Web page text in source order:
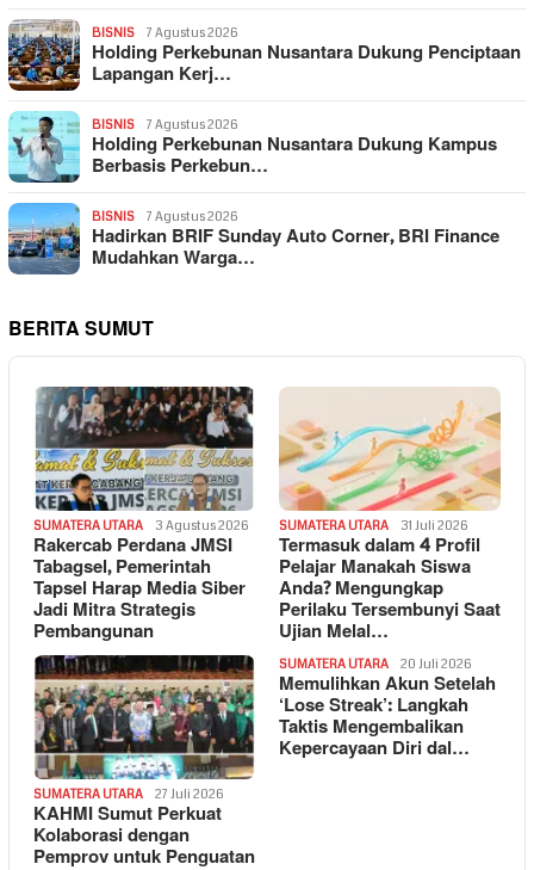
BISNIS 7 Agustus 2026
Holding Perkebunan Nusantara Dukung Penciptaan
Lapangan Kerj…
BISNIS 7 Agustus 2026
Holding Perkebunan Nusantara Dukung Kampus
Berbasis Perkebun…
BISNIS 7 Agustus 2026
Hadirkan BRIF Sunday Auto Corner, BRI Finance
Mudahkan Warga…
BERITA SUMUT
SUMATERA UTARA 3 Agustus 2026
Rakercab Perdana JMSI
Tabagsel, Pemerintah
Tapsel Harap Media Siber
Jadi Mitra Strategis
Pembangunan
SUMATERA UTARA 31 Juli 2026
Termasuk dalam 4 Profil
Pelajar Manakah Siswa
Anda? Mengungkap
Perilaku Tersembunyi Saat
Ujian Melal…
SUMATERA UTARA 27 Juli 2026
KAHMI Sumut Perkuat
Kolaborasi dengan
Pemprov untuk Penguatan
SUMATERA UTARA 20 Juli 2026
Memulihkan Akun Setelah
‘Lose Streak’: Langkah
Taktis Mengembalikan
Kepercayaan Diri dal…